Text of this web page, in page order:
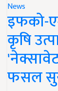
News
इफको-
कृषि
फसल